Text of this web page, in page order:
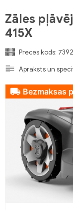
Zāles
415X
Preces kods:
Apraksts un
Bezmaksas